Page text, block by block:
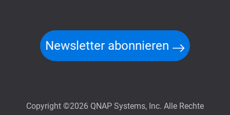
Newsletter abonnieren
Copyright ©2026 QNAP Systems, Inc. Alle Rechte